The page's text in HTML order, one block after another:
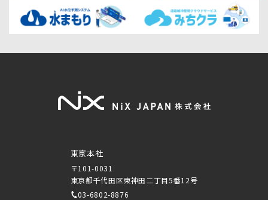
東京本社
〒101-0031
東京都千代田区東神田二丁目5番12号
03-6802-8876